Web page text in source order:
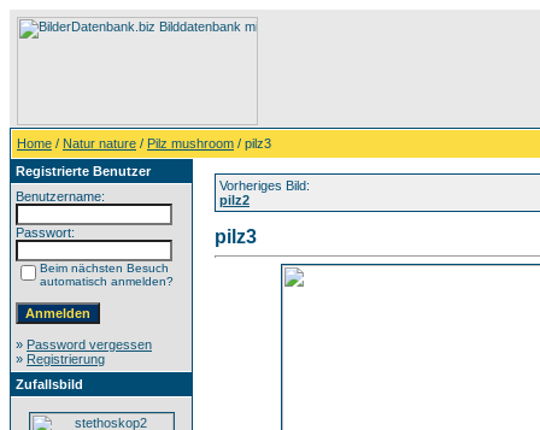
Home / Natur nature / Pilz mushroom / pilz3
Registrierte Benutzer
Benutzername:
Passwort:
Beim nächsten Besuch
automatisch anmelden?
» Password vergessen
» Registrierung
Zufallsbild
Vorheriges Bild:
pilz2
pilz3